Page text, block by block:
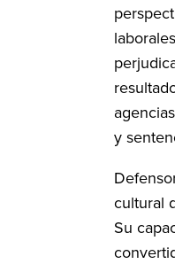
y
cultural
Su